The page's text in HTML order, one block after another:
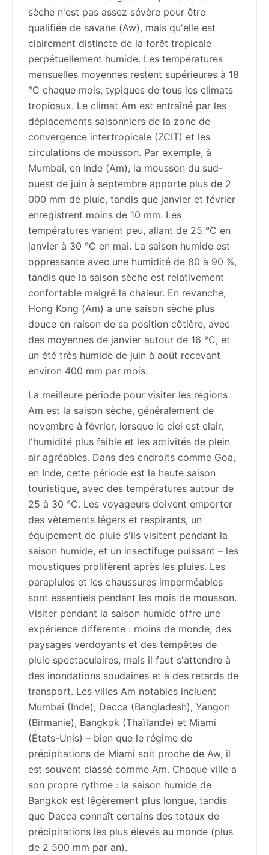
sèche n'est pas assez sévère pour être
qualifiée de savane (Aw), mais qu'elle est
clairement distincte de la forêt tropicale
perpétuellement humide. Les températures
mensuelles moyennes restent supérieures à 18
°C chaque mois, typiques de tous les climats
tropicaux. Le climat Am est entraîné par les
déplacements saisonniers de la zone de
convergence intertropicale (ZCIT) et les
circulations de mousson. Par exemple, à
Mumbai, en Inde (Am), la mousson du sud-
ouest de juin à septembre apporte plus de 2
000 mm de pluie, tandis que janvier et février
enregistrent moins de 10 mm. Les
températures varient peu, allant de 25 °C en
janvier à 30 °C en mai. La saison humide est
oppressante avec une humidité de 80 à 90 %,
tandis que la saison sèche est relativement
confortable malgré la chaleur. En revanche,
Hong Kong (Am) a une saison sèche plus
douce en raison de sa position côtière, avec
des moyennes de janvier autour de 16 °C, et
un été très humide de juin à août recevant
environ 400 mm par mois.
La meilleure période pour visiter les régions
Am est la saison sèche, généralement de
novembre à février, lorsque le ciel est clair,
l'humidité plus faible et les activités de plein
air agréables. Dans des endroits comme Goa,
en Inde, cette période est la haute saison
touristique, avec des températures autour de
25 à 30 °C. Les voyageurs doivent emporter
des vêtements légers et respirants, un
équipement de pluie s'ils visitent pendant la
saison humide, et un insectifuge puissant – les
moustiques prolifèrent après les pluies. Les
parapluies et les chaussures imperméables
sont essentiels pendant les mois de mousson.
Visiter pendant la saison humide offre une
expérience différente : moins de monde, des
paysages verdoyants et des tempêtes de
pluie spectaculaires, mais il faut s'attendre à
des inondations soudaines et à des retards de
transport. Les villes Am notables incluent
Mumbai (Inde), Dacca (Bangladesh), Yangon
(Birmanie), Bangkok (Thaïlande) et Miami
(États-Unis) – bien que le régime de
précipitations de Miami soit proche de Aw, il
est souvent classé comme Am. Chaque ville a
son propre rythme : la saison humide de
Bangkok est légèrement plus longue, tandis
que Dacca connaît certains des totaux de
précipitations les plus élevés au monde (plus
de 2 500 mm par an).